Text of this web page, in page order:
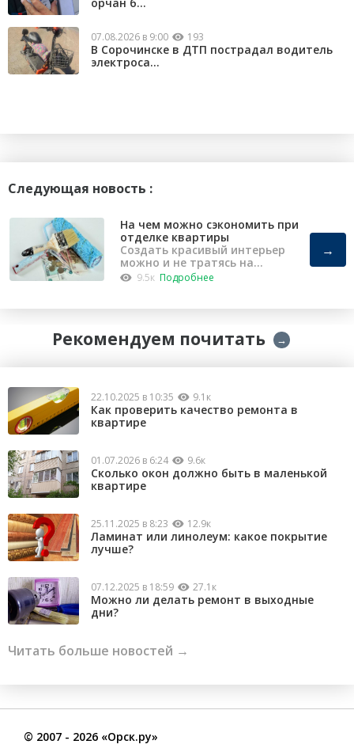
07.08.2026 в 9:00 193
В Сорочинске в ДТП пострадал водитель
электроса...
Следующая новость :
На чем можно сэкономить при
отделке квартиры
Создать красивый интерьер
можно и не тратясь на
капремонт
9.5к Подробнее
→
Рекомендуем почитать →
22.10.2025 в 10:35 9.1к
Как проверить качество ремонта в
квартире
01.07.2026 в 6:24 9.6к
Сколько окон должно быть в маленькой
квартире
25.11.2025 в 8:23 12.9к
Ламинат или линолеум: какое покрытие
лучше?
07.12.2025 в 18:59 27.1к
Можно ли делать ремонт в выходные
дни?
Читать больше новостей →
© 2007 - 2026 «Орск.ру»